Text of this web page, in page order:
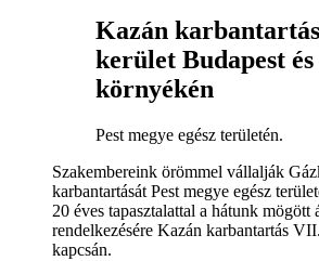
Kazán
kerület Budapest és
környékén
Pest megye egész területén.
Szakembereink örömmel vállalják
karbantartását Pest megye egész
20 éves tapasztalattal a hátunk mögött
rendelkezésére Kazán karbantartás
kapcsán.